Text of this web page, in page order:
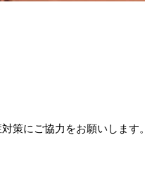
策にご協力をお願いします。